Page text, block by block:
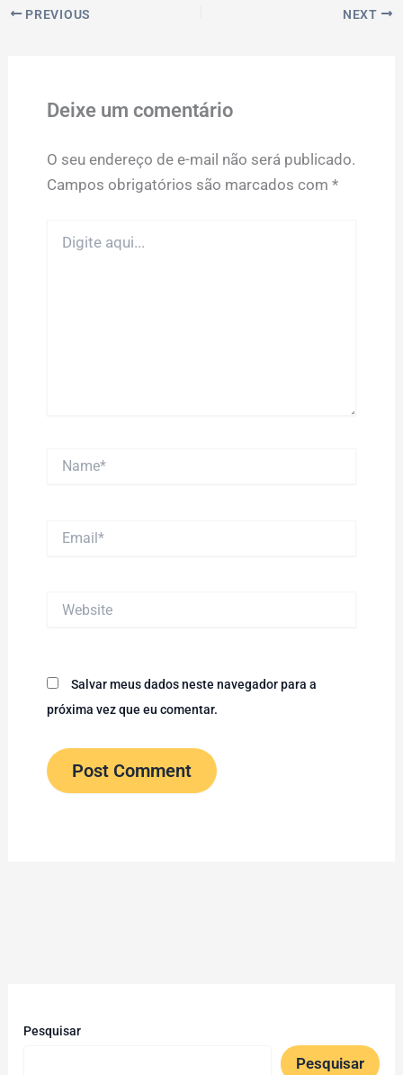
PREVIOUS NEXT
Deixe um comentário
O seu endereço de e-mail não será publicado.
Campos obrigatórios são marcados com *
aqui...
Salvar meus dados neste navegador para a
próxima vez que eu comentar.
Pesquisar
Pesquisar